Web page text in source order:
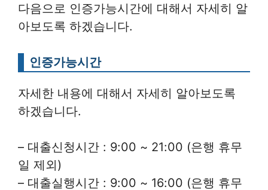
다음으로 인증가능시간에 대해서 자세히 알
아보도록 하겠습니다.
인증가능시간
자세한 내용에 대해서 자세히 알아보도록
하겠습니다.
– 대출신청시간 : 9:00 ~ 21:00 (은행 휴무
일 제외)
– 대출실행시간 : 9:00 ~ 16:00 (은행 휴무